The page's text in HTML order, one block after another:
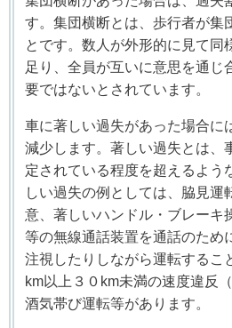
す。集団横断とは、歩行者が集
とです。数人が外形的に見て同
足り、全員が互いに意思を通じ
要ではないとされています。
車に著しい過失があった場合に
減少します。著しい過失とは、
定されている程度を超えるよう
しい過失の例としては、脇見運
意、著しいハンドル・ブレーキ
等の無線通話装置を通話のため
注視したりしながら運転するこ
km以上３０ km未満の速度違反
酒気帯び運転等があります。